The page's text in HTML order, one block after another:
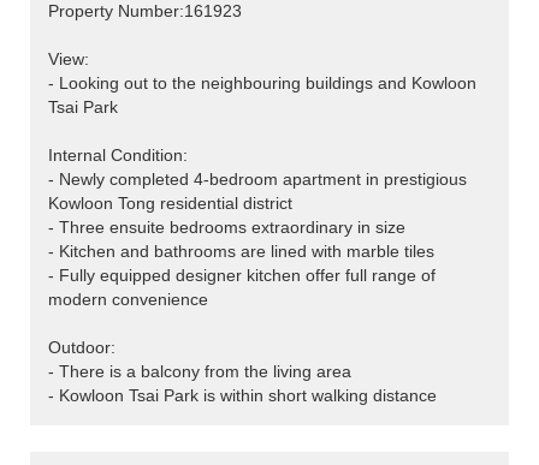
Property Number:161923
View:
- Looking out to the neighbouring buildings and Kowloon
Tsai Park
Internal Condition:
- Newly completed 4-bedroom apartment in prestigious
Kowloon Tong residential district
- Three ensuite bedrooms extraordinary in size
- Kitchen and bathrooms are lined with marble tiles
- Fully equipped designer kitchen offer full range of
modern convenience
Outdoor:
- There is a balcony from the living area
- Kowloon Tsai Park is within short walking distance